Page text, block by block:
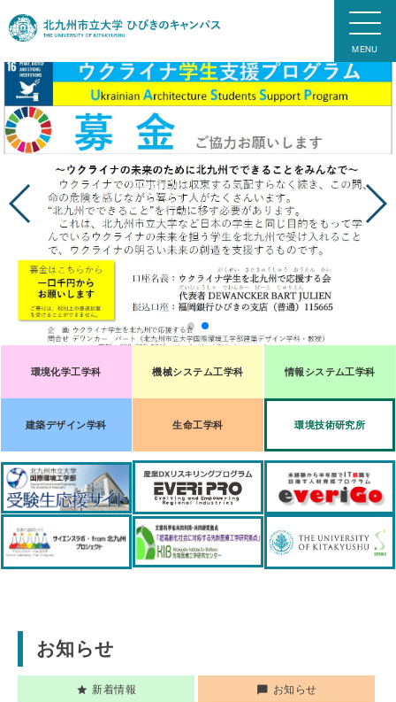
環境化学工学科 機械システム工学科 情報システム工学科
建築デザイン学科 生命工学科 環境技術研究所
お知らせ
star 新着情報 chat_bubble お知らせ